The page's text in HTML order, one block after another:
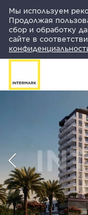
Мы используем
Продолжая
сбор и обработку
сайте в